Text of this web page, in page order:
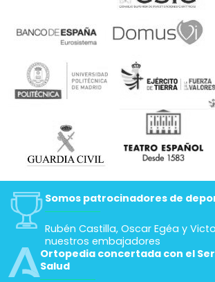
Somos patrocinadores de
Rubén Castilla, Oscar Egéa y
nuestros embajadores
Ortopedia concertada con el
Salud